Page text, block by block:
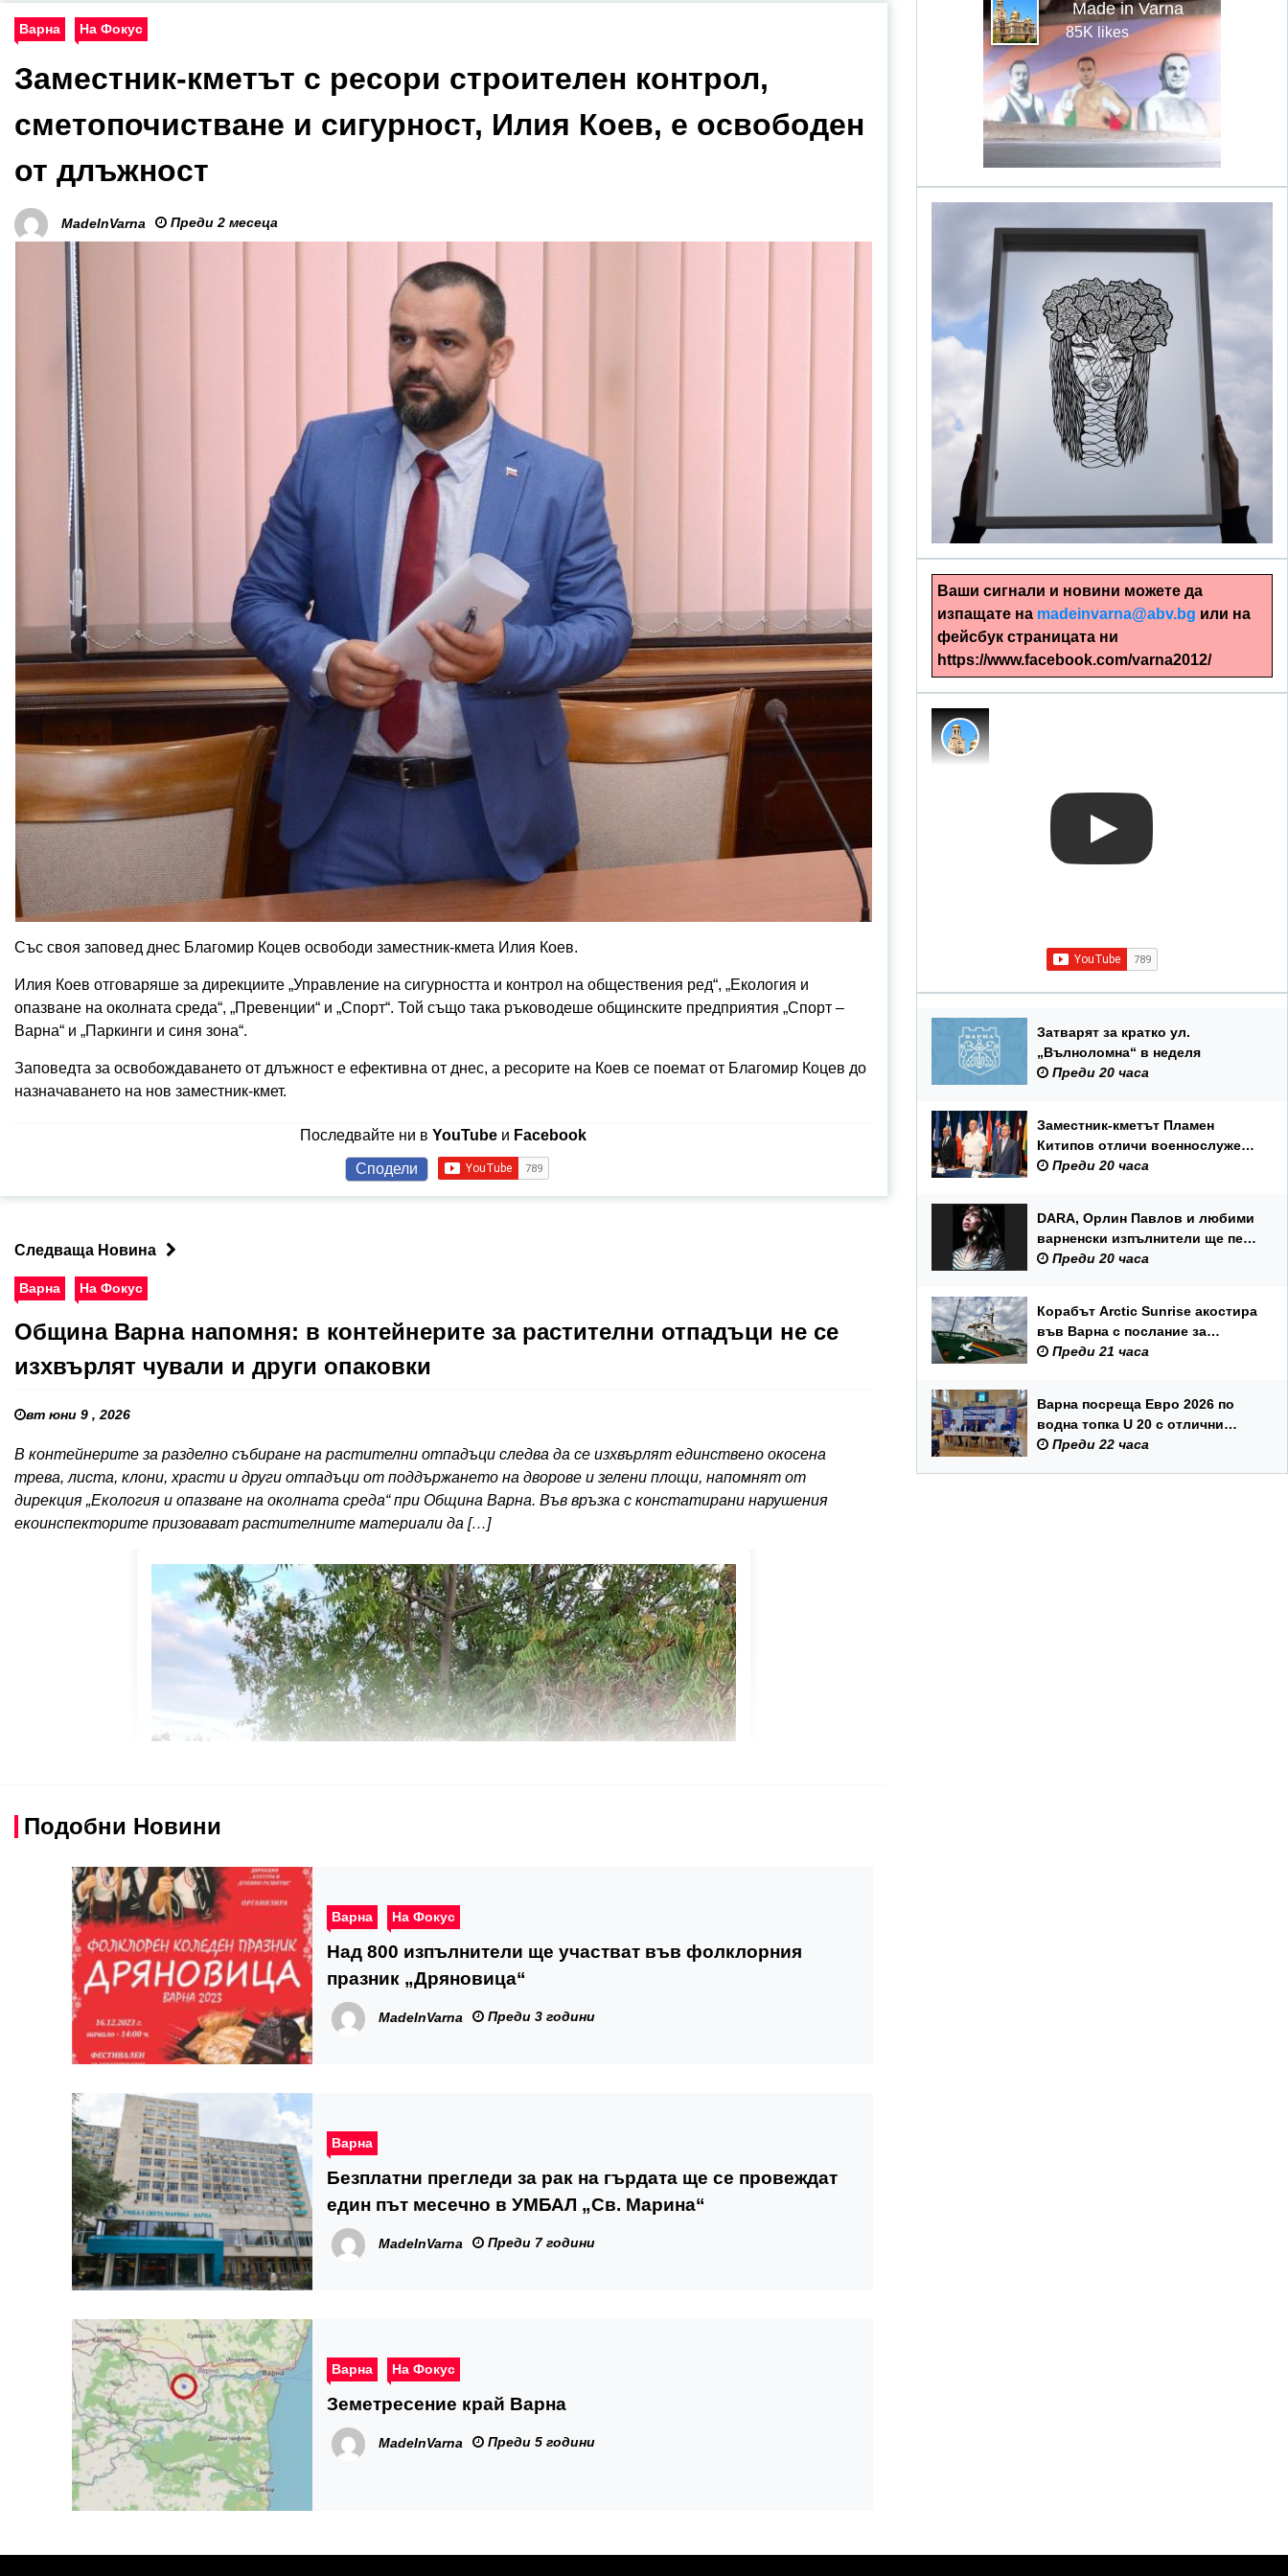
Варна На Фокус
Заместник-кметът с ресори строителен контрол,
сметопочистване и сигурност, Илия Коев, е освободен
от длъжност
MadeInVarna Преди 2 месеца
Със своя заповед днес Благомир Коцев освободи заместник-кмета Илия Коев.
Илия Коев отговаряше за дирекциите „Управление на сигурността и контрол на обществения ред“, „Екология и
опазване на околната среда“, „Превенции“ и „Спорт“. Той също така ръководеше общинските предприятия „Спорт –
Варна“ и „Паркинги и синя зона“.
Заповедта за освобождаването от длъжност е ефективна от днес, а ресорите на Коев се поемат от Благомир Коцев до
назначаването на нов заместник-кмет.
Последвайте ни вYouTube и Facebook
Сподели
Следваща Новина
Варна На Фокус
Община Варна напомня: в контейнерите за растителни отпадъци не се
изхвърлят чували и други опаковки
вт юни 9 , 2026
В контейнерите за разделно събиране на растителни отпадъци следва да се изхвърлят единствено окосена
трева, листа, клони, храсти и други отпадъци от поддържането на дворове и зелени площи, напомнят от
дирекция „Екология и опазване на околната среда“ при Община Варна. Във връзка с констатирани нарушения
екоинспекторите призовават растителните материали да […]
Подобни Новини
Варна На Фокус
Над 800 изпълнители ще участват във фолклорния
празник „Дряновица“
MadeInVarna Преди 3 години
Варна
Безплатни прегледи за рак на гърдата ще се провеждат
един път месечно в УМБАЛ „Св. Марина“
MadeInVarna Преди 7 години
Варна На Фокус
Земетресение край Варна
MadeInVarna Преди 5 години
Made in Varna
85K likes
alinapapercut.com
Ръчно изрязани картини
Ваши сигнали и новини можете да
изпащате на madeinvarna@abv.bg или на
фейсбук страницата ни
https://www.facebook.com/varna2012/
Затварят за кратко ул.
„Вълноломна“ в неделя
Преди 20 часа
Заместник-кметът Пламен
Китипов отличи военнослужещи
и цивилни служители по повод
Преди 20 часа
DARA, Орлин Павлов и любими
варненски изпълнители ще пеят
на празника на Варна
Преди 20 часа
Корабът Arctic Sunrise акостира
във Варна с послание за
опазването на Черно море
Преди 21 часа
Варна посреща Евро 2026 по
водна топка U 20 с отлични
условия на състезателните
Преди 22 часа